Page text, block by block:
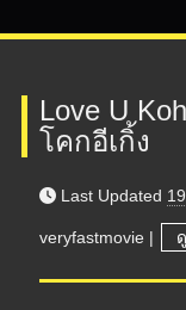
Love U
โคกอีเกิ้ง
Last Updated
veryfastmovie |